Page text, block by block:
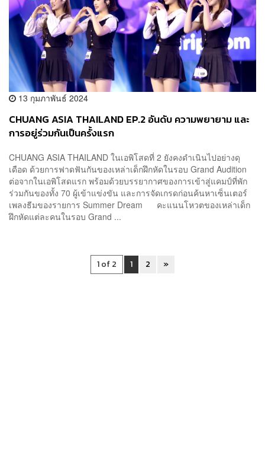
13 กุมภาพันธ์ 2024
CHUANG ASIA THAILAND EP.2 อันดับ ความพยายาม และ
การอยู่ร่วมกันเป็นครั้งแรก
CHUANG ASIA THAILAND ในเอพิโสดที่ 2 ยังคงดำเนินไปอย่างดุ
เดือด ด้วยการฟาดฟันกันของเหล่าเด็กฝึกหัดในรอบ Grand Audition
ต่อจากในเอพิโสดแรก พร้อมด้วยบรรยากาศของการเข้าสู่แคมป์ที่พัก
ร่วมกันของทั้ง 70 ผู้เข้าแข่งขัน และการจัดเกรดก่อนค้นหาเซ็นเตอร์
เพลงธีมของรายการ Summer Dream คะแนนโหวตของเหล่าเด็ก
ฝึกหัดแต่ละคนในรอบ Grand ...
1 of 2 1 2 »